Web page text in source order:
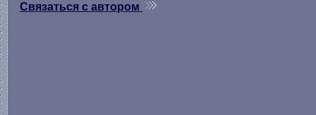
Связаться с автором